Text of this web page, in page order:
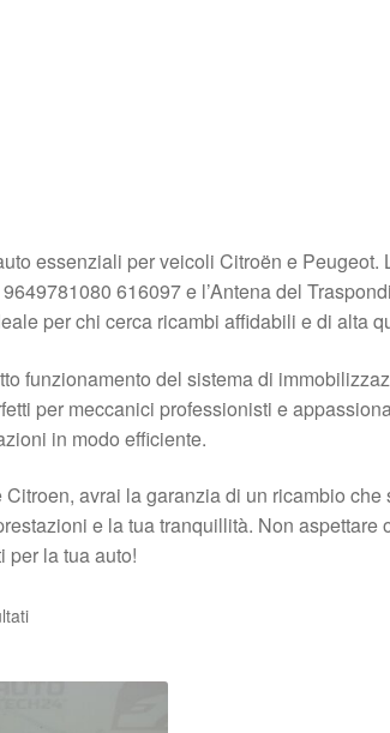
essenziali per veicoli Citroën e Peugeot.
616097 e l’Antena del
per chi cerca ricambi affidabili e di alta
funzionamento del sistema di
per meccanici professionisti e
in modo efficiente.
avrai la garanzia di un ricambio che
e la tua tranquillità. Non aspettare
la tua auto!
Ordina